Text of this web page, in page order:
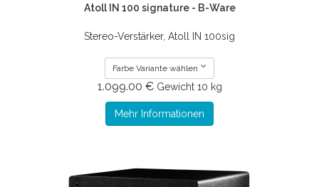
Atoll IN 100 signature - B-Ware
Stereo-Verstärker, Atoll IN 100sig
Farbe Variante wählen
1.099.00 € Gewicht 10 kg
Mehr Informationen